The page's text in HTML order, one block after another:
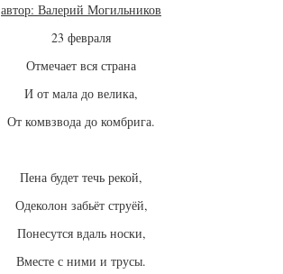
автор: Валерий Могильников
23 февраля
Отмечает вся страна
И от мала до велика,
От комвзвода до комбрига.
Пена будет течь рекой,
Одеколон забьёт струёй,
Понесутся вдаль носки,
Вместе с ними и трусы.